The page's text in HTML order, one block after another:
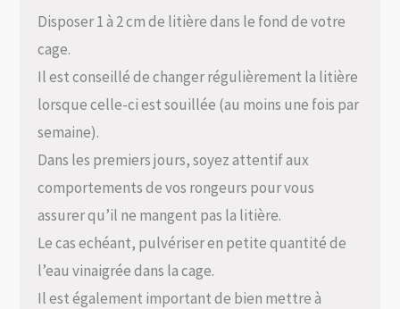
Disposer 1 à 2 cm de litière dans le fond de votre
cage.
Il est conseillé de changer régulièrement la litière
lorsque celle-ci est souillée (au moins une fois par
semaine).
Dans les premiers jours, soyez attentif aux
comportements de vos rongeurs pour vous
assurer qu’il ne mangent pas la litière.
Le cas echéant, pulvériser en petite quantité de
l’eau vinaigrée dans la cage.
Il est également important de bien mettre à